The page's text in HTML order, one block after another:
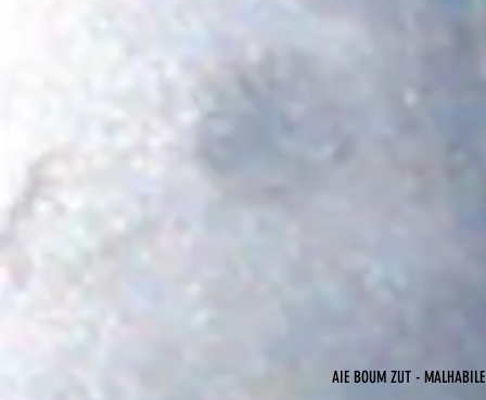
AIE BOUM ZUT -